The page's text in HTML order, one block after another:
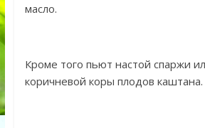
масло.
Кроме того пьют настой спаржи
коричневой коры плодов каштана.